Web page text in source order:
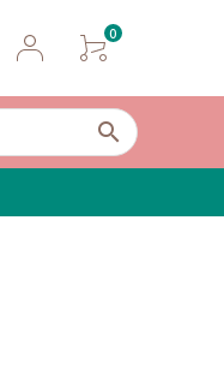
0
search